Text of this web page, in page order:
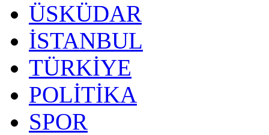
ÜSKÜDAR
İSTANBUL
TÜRKİYE
POLİTİKA
SPOR